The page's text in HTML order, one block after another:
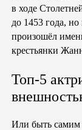
в ходе
до 1453 года,
произошёл
крестьянки
Топ-5
Или быть самим